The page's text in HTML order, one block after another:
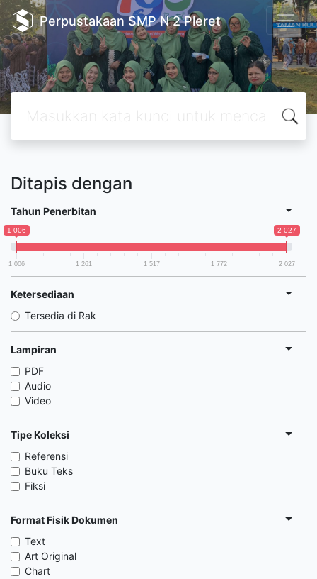
Perpustakaan SMP N 2 Pleret
Ditapis dengan
Tahun Penerbitan
1 006 2 027
1 006 1 261 1 517 1 772 2 027
Ketersediaan
Tersedia di Rak
Lampiran
PDF
Audio
Video
Tipe Koleksi
Referensi
Buku Teks
Fiksi
Format Fisik Dokumen
Text
Art Original
Chart